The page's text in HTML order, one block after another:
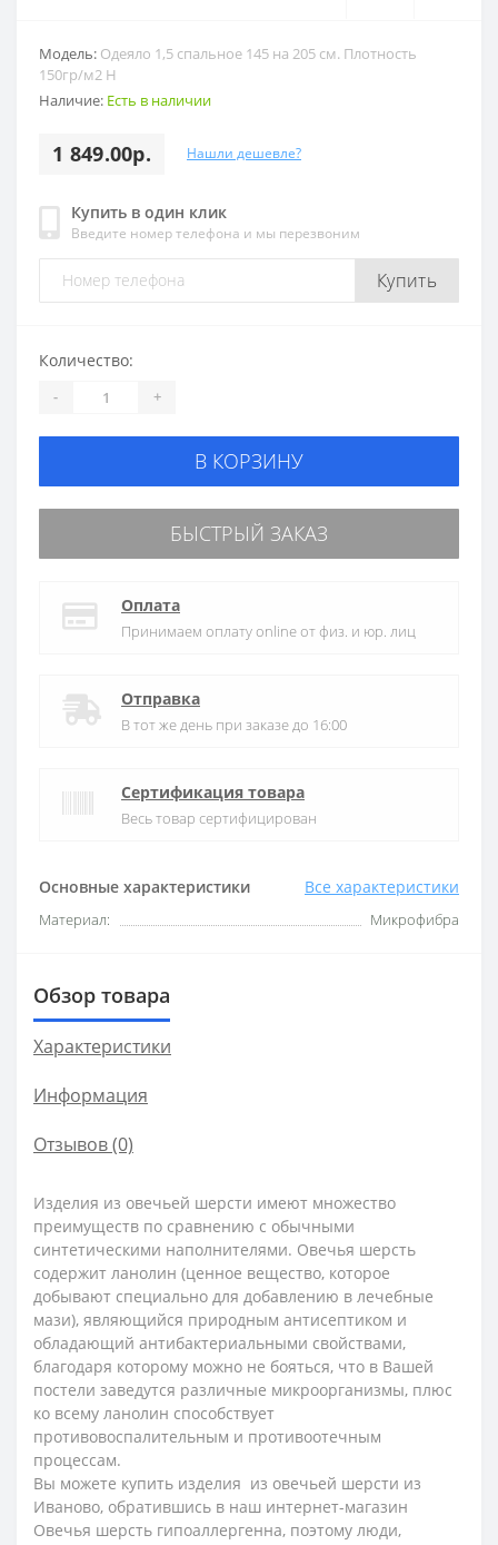
Модель: Одеяло 1,5 спальное 145 на 205 см. Плотность
150гр/м2 Н
Наличие: Есть в наличии
1 849.00р. Нашли дешевле?
Купить в один клик
Введите номер телефона и мы перезвоним
Купить
Основные характеристики Все характеристики
Материал: Микрофибра
Количество:
- +
В КОРЗИНУ
БЫСТРЫЙ ЗАКАЗ
Оплата
Принимаем оплату online от физ. и юр. лиц
Отправка
В тот же день при заказе до 16:00
Сертификация товара
Весь товар сертифицирован
Обзор товара
Характеристики
Информация
Отзывов (0)
Изделия из овечьей шерсти имеют множество
преимуществ по сравнению с обычными
синтетическими наполнителями. Овечья шерсть
содержит ланолин (ценное вещество, которое
добывают специально для добавлению в лечебные
мази), являющийся природным антисептиком и
обладающий антибактериальными свойствами,
благодаря которому можно не бояться, что в Вашей
постели заведутся различные микроорганизмы, плюс
ко всему ланолин способствует
противовоспалительным и противоотечным
процессам.
Вы можете купить изделия из овечьей шерсти из
Иваново, обратившись в наш интернет-магазин
Овечья шерсть гипоаллергенна, поэтому люди,